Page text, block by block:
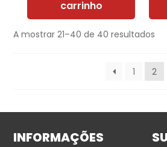
carrinho
A mostrar 21–40 de 40 resultados
1 2
INFORMAÇÕES